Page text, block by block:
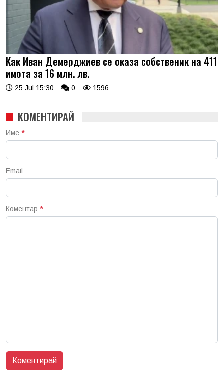
Как Иван Демерджиев се оказа собственик на 411
имота за 16 млн. лв.
25 Jul 15:30 0 1596
КОМЕНТИРАЙ
Име *
Email
Коментар *